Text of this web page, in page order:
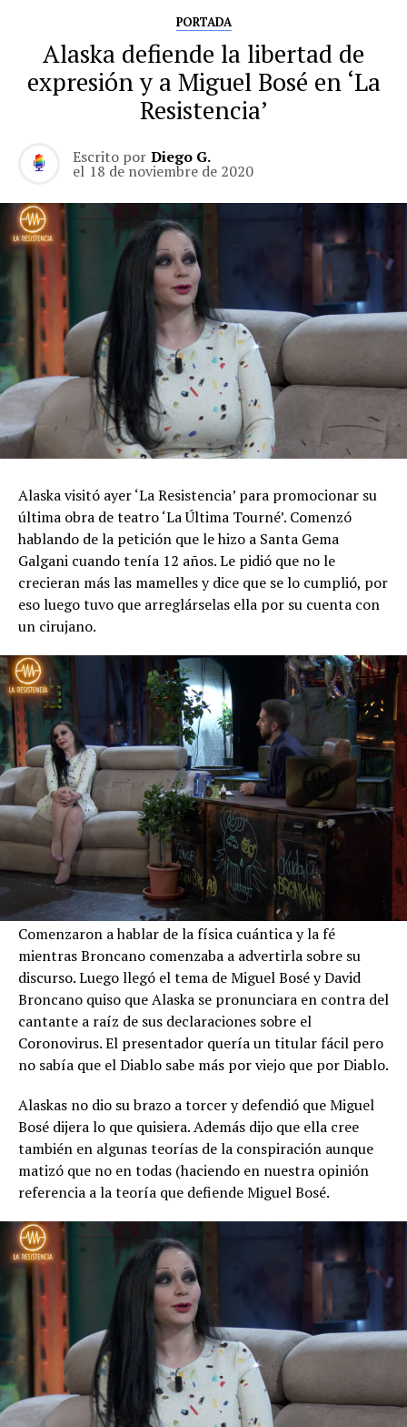
PORTADA
Alaska defiende la libertad de
expresión y a Miguel Bosé en ‘La
Resistencia’
Escrito por Diego G.
el 18 de noviembre de 2020
Alaska visitó ayer ‘La Resistencia’ para promocionar su
última obra de teatro ‘La Última Tourné’. Comenzó
hablando de la petición que le hizo a Santa Gema
Galgani cuando tenía 12 años. Le pidió que no le
crecieran más las mamelles y dice que se lo cumplió, por
eso luego tuvo que arreglárselas ella por su cuenta con
un cirujano.
Comenzaron a hablar de la física cuántica y la fé
mientras Broncano comenzaba a advertirla sobre su
discurso. Luego llegó el tema de Miguel Bosé y David
Broncano quiso que Alaska se pronunciara en contra del
cantante a raíz de sus declaraciones sobre el
Coronovirus. El presentador quería un titular fácil pero
no sabía que el Diablo sabe más por viejo que por Diablo.
Alaskas no dio su brazo a torcer y defendió que Miguel
Bosé dijera lo que quisiera. Además dijo que ella cree
también en algunas teorías de la conspiración aunque
matizó que no en todas (haciendo en nuestra opinión
referencia a la teoría que defiende Miguel Bosé.